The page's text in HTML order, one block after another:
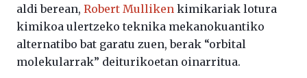
aldi berean, Robert Mulliken kimikariak lotura
kimikoa ulertzeko teknika mekanokuantiko
alternatibo bat garatu zuen, berak “orbital
molekularrak” deiturikoetan oinarritua.